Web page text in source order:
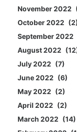
November 2022
October 2022
2
September 2022
August 2022
12
July 2022
7
June 2022
6
May 2022
2
April 2022
2
March 2022
14